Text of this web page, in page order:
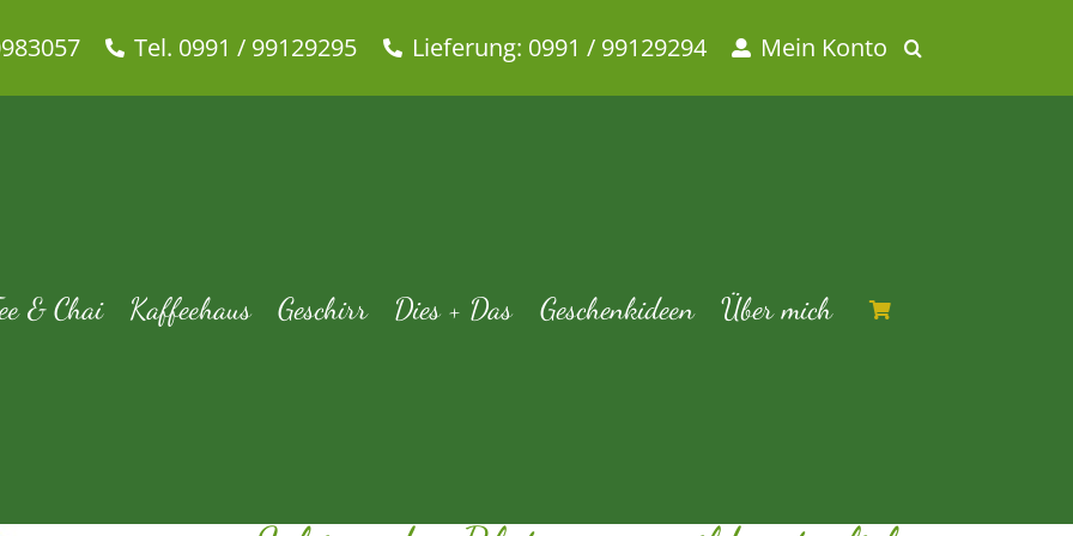
Tel. 0991 / 99129295 Lieferung: 0991 / 99129294 Mein Konto
& Chai Kaffeehaus Geschirr Dies + Das Geschenkideen Über mich